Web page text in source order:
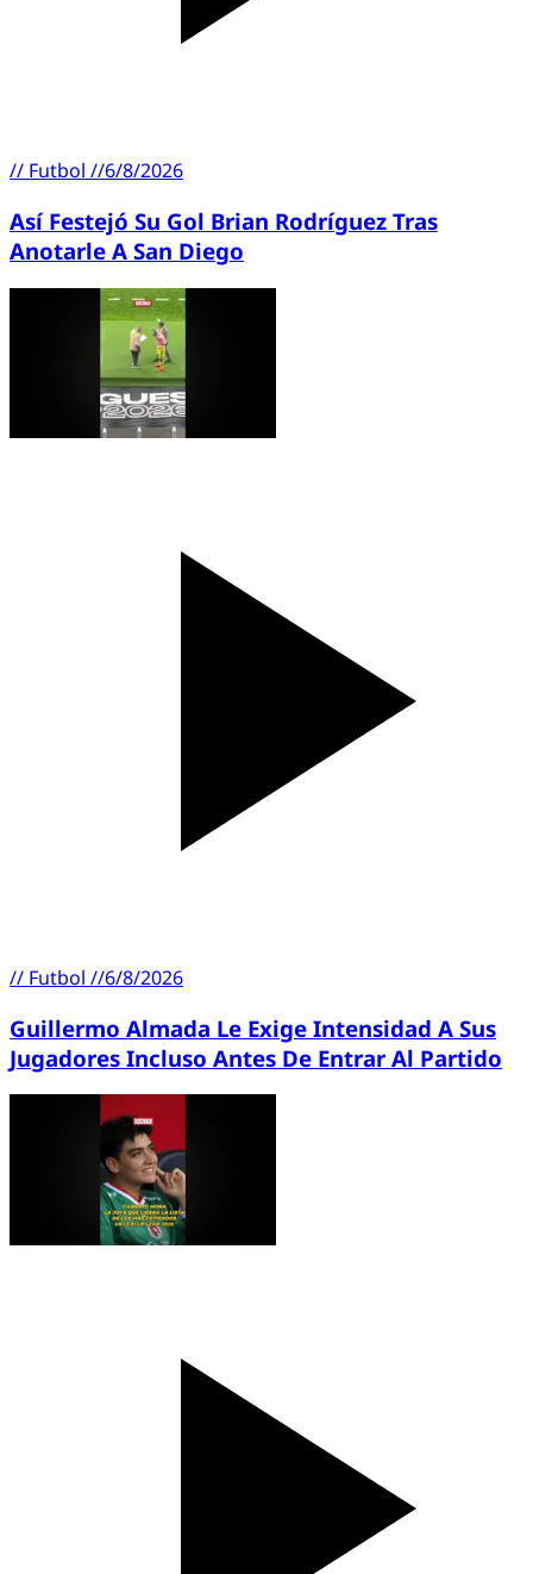
// Futbol //6/8/2026
Así Festejó Su Gol Brian Rodríguez Tras
Anotarle A San Diego
// Futbol //6/8/2026
Guillermo Almada Le Exige Intensidad A Sus
Jugadores Incluso Antes De Entrar Al Partido